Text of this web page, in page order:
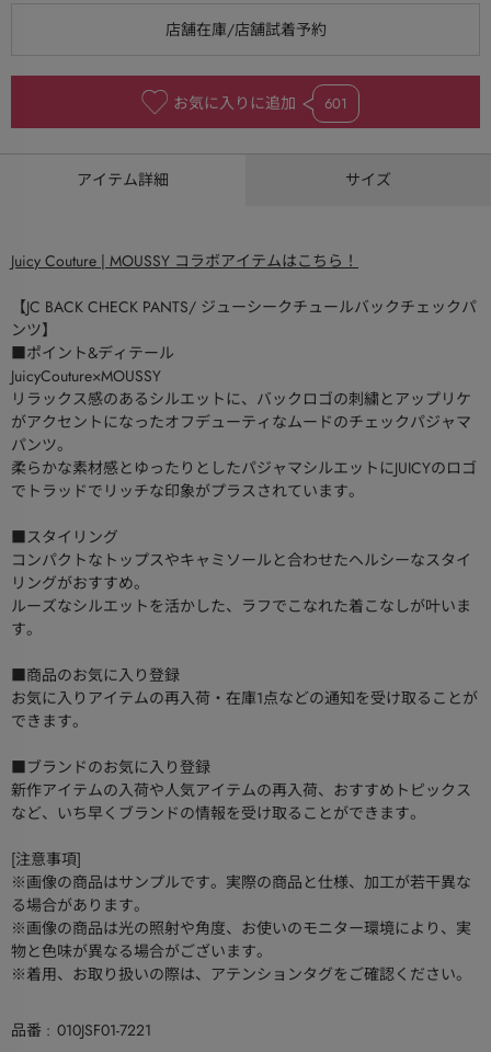
お気に入りに追加 601
アイテム詳細 サイズ
Juicy Couture | MOUSSY コラボアイテムはこちら！
【JC BACK CHECK PANTS/ ジューシークチュールバックチェックパ
ンツ】
■ポイント&ディテール
JuicyCouture×MOUSSY
リラックス感のあるシルエットに、バックロゴの刺繍とアップリケ
がアクセントになったオフデューティなムードのチェックパジャマ
パンツ。
柔らかな素材感とゆったりとしたパジャマシルエットにJUICYのロゴ
でトラッドでリッチな印象がプラスされています。
■スタイリング
コンパクトなトップスやキャミソールと合わせたヘルシーなスタイ
リングがおすすめ。
ルーズなシルエットを活かした、ラフでこなれた着こなしが叶いま
す。
■商品のお気に入り登録
お気に入りアイテムの再入荷・在庫1点などの通知を受け取ることが
できます。
■ブランドのお気に入り登録
新作アイテムの入荷や人気アイテムの再入荷、おすすめトピックス
など、いち早くブランドの情報を受け取ることができます。
[注意事項]
※画像の商品はサンプルです。実際の商品と仕様、加工が若干異な
る場合があります。
※画像の商品は光の照射や角度、お使いのモニター環境により、実
物と色味が異なる場合がございます。
※着用、お取り扱いの際は、アテンションタグをご確認ください。
品番
010JSF01-7221